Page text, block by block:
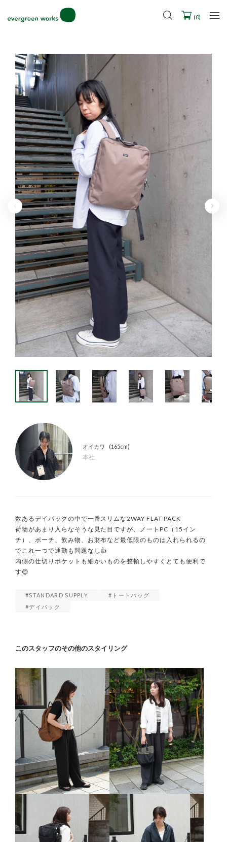
2027年ご入学用ランドセル受注会スケジュール
(0)
オイカワ
本社
165cm
数あるデイパックの中で一番スリムな2WAY FLAT PACK
荷物があまり入らなそうな見た目ですが、ノートPC（15イン
チ）、ポーチ、飲み物、お財布など最低限のものは入れられるの
でこれ一つで通勤も問題なし👍
内側の仕切りポケットも細かいものを整頓しやすくとても便利で
す😊
STANDARD SUPPLY
トートバッグ
デイパック
このスタッフのその他のスタイリング